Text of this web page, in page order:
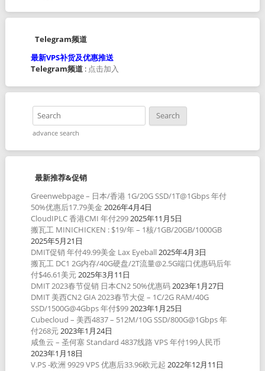
Telegram频道
最新VPS补货及优惠推送
Telegram频道: 点击加入
advance search
最新推荐&促销
Greenwebpage – 日本/香港 1G/20G SSD/1T@1Gbps 年付
50%优惠后17.79美金 2026年4月4日
CloudIPLC 香港CMI 年付2992025年11月5日
搬瓦工 MINICHICKEN : $19/年 – 1核/1GB/20GB/1000GB
2025年5月21日
DMIT促销 年付49.99美金 Lax Eyeball 2025年4月3日
搬瓦工 DC1 2G内存/40G硬盘/2T流量@2.5G端口优惠码后年
付$46.61美元2025年3月11日
DMIT 2023春节促销 日本CN2 50%优惠码2023年1月27日
DMIT 美西CN2 GIA 2023春节大促 – 1C/2G RAM/40G
SSD/1500G@4Gbps 年付$992023年1月25日
Cubecloud – 美西4837 – 512M/10G SSD/800G@1Gbps 年
付268元2023年1月24日
咸鱼云 – 圣何塞 Standard 4837线路 VPS 年付199人民币
2023年1月18日
V.PS -欧洲 9929 VPS 优惠后33.96欧元起 2022年12月11日